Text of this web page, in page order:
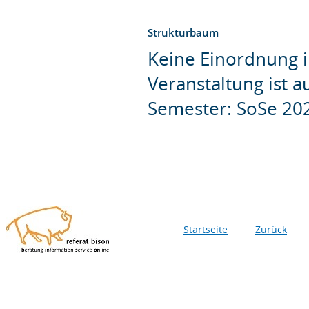
Strukturbaum
Keine Einordnung
Veranstaltung ist
Semester: SoSe
Startseite Zurück